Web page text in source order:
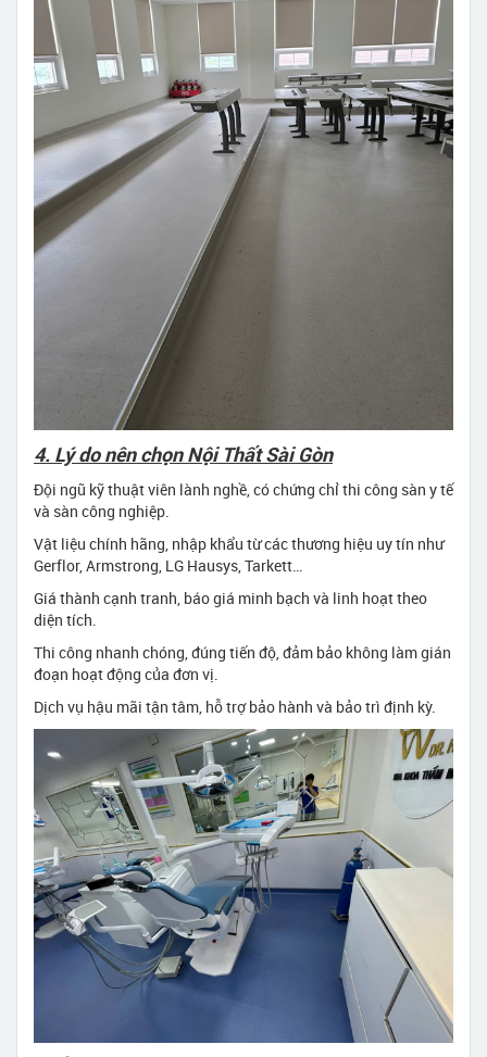
4. Lý do nên chọn Nội Thất Sài Gòn
Đội ngũ kỹ thuật viên lành nghề, có chứng chỉ thi công sàn y tế
và sàn công nghiệp.
Vật liệu chính hãng, nhập khẩu từ các thương hiệu uy tín như
Gerflor, Armstrong, LG Hausys, Tarkett…
Giá thành cạnh tranh, báo giá minh bạch và linh hoạt theo
diện tích.
Thi công nhanh chóng, đúng tiến độ, đảm bảo không làm gián
đoạn hoạt động của đơn vị.
Dịch vụ hậu mãi tận tâm, hỗ trợ bảo hành và bảo trì định kỳ.